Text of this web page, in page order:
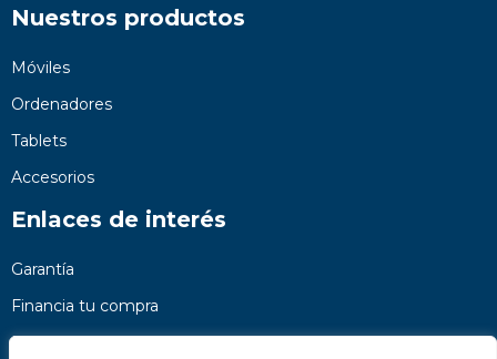
Nuestros productos
Móviles
Ordenadores
Tablets
Accesorios
Enlaces de interés
Garantía
Financia tu compra
Preguntas frecuentes